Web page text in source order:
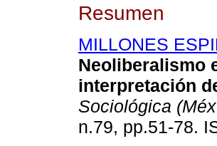
Resumen
MILLONES
Neoliberalismo
interpretación
Sociológica
n.79, pp.51-78.